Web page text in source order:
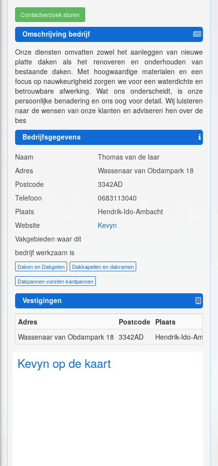
Contactverzoek sturen
Omschrijving bedrijf
Onze diensten omvatten zowel het aanleggen van nieuwe
platte daken als het renoveren en onderhouden van
bestaande daken. Met hoogwaardige materialen en een
focus op nauwkeurigheid zorgen we voor een waterdichte en
betrouwbare afwerking. Wat ons onderscheidt, is onze
persoonlijke benadering en ons oog voor detail. Wij luisteren
naar de wensen van onze klanten en adviseren hen over de
bes
Bedrijfsgegevens
Naam
Thomas van de laar
Adres
Wassenaar van Obdampark 18
Postcode
3342AD
Telefoon
0683113040
Plaats
Hendrik-Ido-Ambacht
Website
Kevyn
Vakgebieden waar dit
bedrijf werkzaam is
Daken en Dakgoten
Dakkapellen en dakramen
Dakpannen vorsten kantpannen
Vestigingen
Adres Postcode Plaats
Wassenaar van Obdampark 18 3342AD Hendrik-Ido-
Kevyn op de kaart